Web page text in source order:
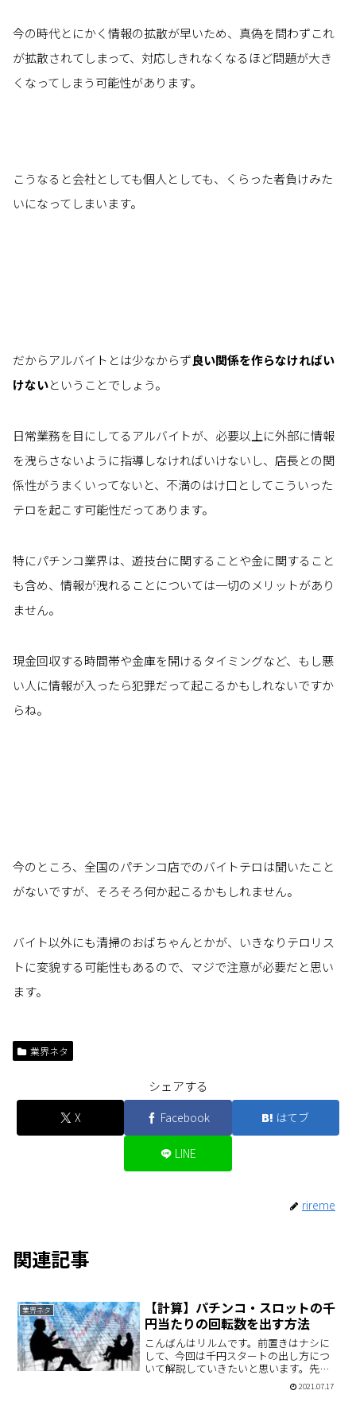
今の時代とにかく情報の拡散が早いため、真偽を問わずこれ
が拡散されてしまって、対応しきれなくなるほど問題が大き
くなってしまう可能性があります。
こうなると会社としても個人としても、くらった者負けみた
いになってしまいます。
だからアルバイトとは少なからず良い関係を作らなければい
けないということでしょう。
日常業務を目にしてるアルバイトが、必要以上に外部に情報
を洩らさないように指導しなければいけないし、店長との関
係性がうまくいってないと、不満のはけ口としてこういった
テロを起こす可能性だってあります。
特にパチンコ業界は、遊技台に関することや金に関すること
も含め、情報が洩れることについては一切のメリットがあり
ません。
現金回収する時間帯や金庫を開けるタイミングなど、もし悪
い人に情報が入ったら犯罪だって起こるかもしれないですか
らね。
今のところ、全国のパチンコ店でのバイトテロは聞いたこと
がないですが、そろそろ何か起こるかもしれません。
バイト以外にも清掃のおばちゃんとかが、いきなりテロリス
トに変貌する可能性もあるので、マジで注意が必要だと思い
ます。
業界ネタ
シェアする
X Facebook はてブ
LINE
rireme
関連記事
業界ネタ
【計算】パチンコ・スロットの千
円当たりの回転数を出す方法
こんばんはリルムです。前置きはナシに
して、今回は千円スタートの出し方につ
いて解説していきたいと思います。先に
具体例を書いておくとこんな感じになり
ます。■千円スタートの考え方①1分間ス
2021.07.17